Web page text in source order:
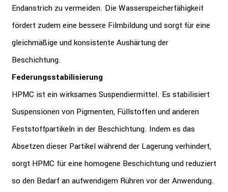
Endanstrich zu vermeiden. Die Wasserspeicherfähigkeit
fördert zudem eine bessere Filmbildung und sorgt für eine
gleichmäßige und konsistente Aushärtung der
Beschichtung.
Federungsstabilisierung
HPMC ist ein wirksames Suspendiermittel. Es stabilisiert
Suspensionen von Pigmenten, Füllstoffen und anderen
Feststoffpartikeln in der Beschichtung. Indem es das
Absetzen dieser Partikel während der Lagerung verhindert,
sorgt HPMC für eine homogene Beschichtung und reduziert
so den Bedarf an aufwendigem Rühren vor der Anwendung.